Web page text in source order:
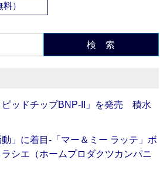
）
検 索
ピッドチップBNP-II」を発売 積水
」に着目‐「マー＆ミー ラッテ」ボ
シエ（ホームプロダクツカンパニ